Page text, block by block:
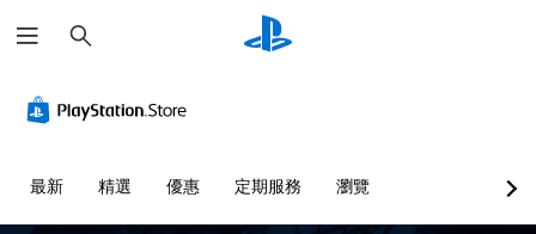
尋
最新 精選 優惠 定期服務 瀏覽